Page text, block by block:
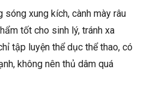
sóng xung kích, cành mày râu
tốt cho sinh lý, tránh xa
tập luyện thể dục thể thao, có
không nên thủ dâm quá